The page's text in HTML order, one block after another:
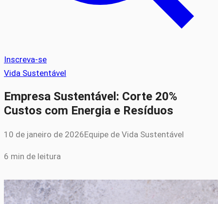
Inscreva-se
Vida Sustentável
Empresa Sustentável: Corte 20%
Custos com Energia e Resíduos
10 de janeiro de 2026Equipe de Vida Sustentável
6 min de leitura